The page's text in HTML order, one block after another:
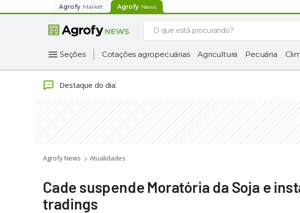
Agrofy Market Agrofy News
Seções Cotações agropecuárias Agricultura Pecuária
Destaque do dia:
Agrofy News Atualidades
Cade suspende Moratória da Soja e
tradings